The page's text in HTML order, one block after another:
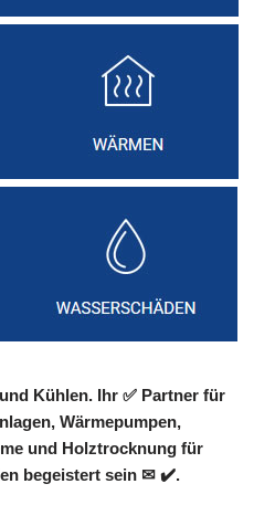
Kühlen. Ihr ✅ Partner für
Wärmepumpen,
und Holztrocknung für
begeistert sein ✉ ✔️.